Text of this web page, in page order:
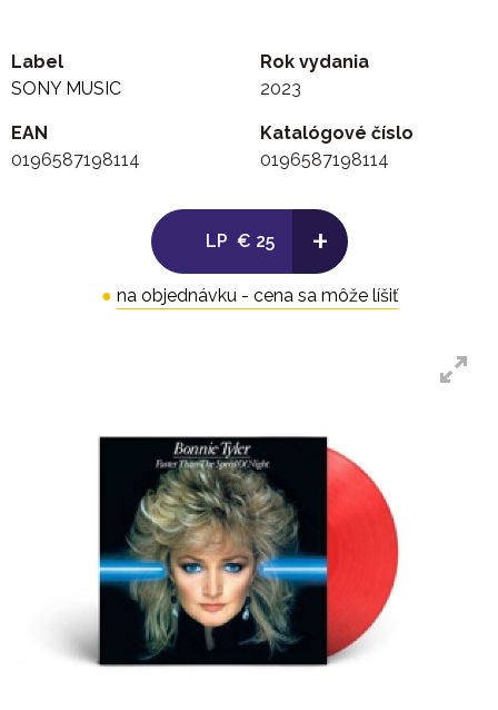
9. Straight From the Heart
Label
SONY MUSIC
Rok vydania
2023
EAN
0196587198114
Katalógové číslo
0196587198114
LP € 25 +
● na objednávku - cena sa môže líšiť